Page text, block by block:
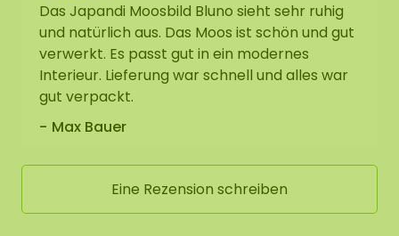
Das Japandi Moosbild Bluno sieht sehr ruhig
und natürlich aus. Das Moos ist schön und gut
verwerkt. Es passt gut in ein modernes
Interieur. Lieferung war schnell und alles war
gut verpackt.
Max Bauer
Eine Rezension schreiben